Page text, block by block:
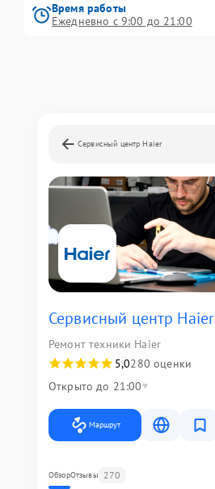
Время работы
Ежедневно с 9:00 до 21:00
Сервисный центр Haier
Сервисный центр Haier
Ремонт техники Haier
5,0280 оценки
Открыто до 21:00
Маршрут
ОбзорОтзывы 270